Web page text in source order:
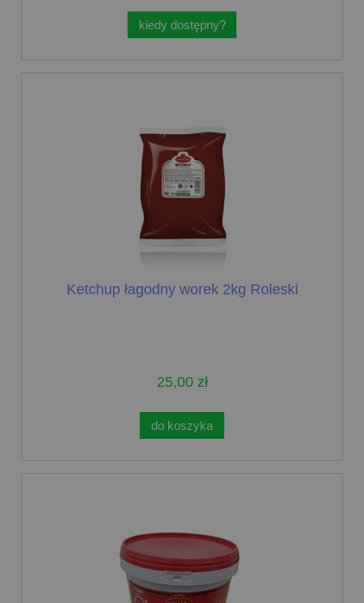
kiedy dostępny?
Ketchup łagodny worek 2kg Roleski
25,00 zł
do koszyka